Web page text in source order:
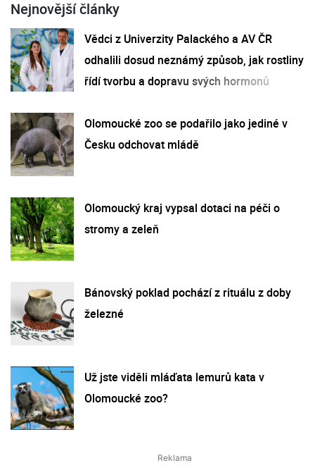
Nejnovější články
Vědci z Univerzity Palackého a AV ČR
odhalili dosud neznámý způsob, jak rostliny
řídí tvorbu a dopravu svých hormonů
Olomoucké zoo se podařilo jako jediné v
Česku odchovat mládě
Olomoucký kraj vypsal dotaci na péči o
stromy a zeleň
Bánovský poklad pochází z rituálu z doby
železné
Už jste viděli mláďata lemurů kata v
Olomoucké zoo?